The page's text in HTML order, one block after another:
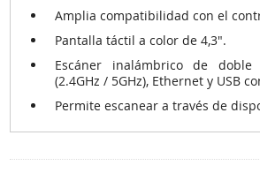
Amplia compatibilidad con el
Pantalla táctil a color de 4,3".
Escáner inalámbrico de doble
(2.4GHz / 5GHz), Ethernet y USB
Permite escanear a través de